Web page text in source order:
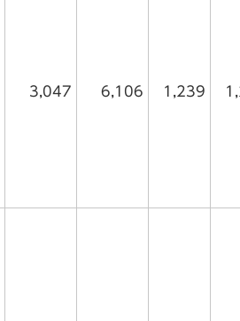
3,047 6,106 1,239